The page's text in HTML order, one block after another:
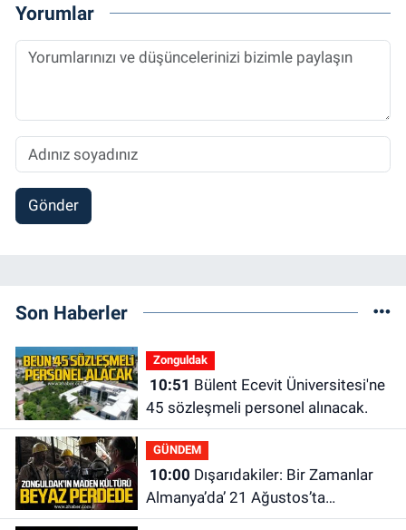
Yorumlar
Gönder
Son Haberler
Zonguldak
10:51
45 sözleşmeli personel alınacak.
GÜNDEM
10:00
Almanya’da’ 21 Ağustos’ta
vizyonda.